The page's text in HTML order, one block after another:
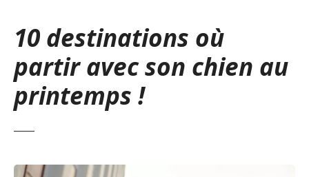
10 destinations où
partir avec son chien au
printemps !